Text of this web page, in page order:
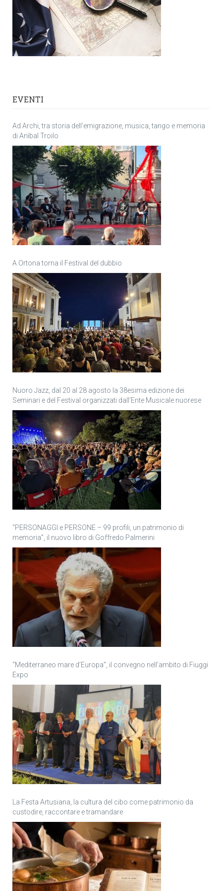
EVENTI
Ad Archi, tra storia dell’emigrazione, musica, tango e memoria
di Anìbal Troilo
A Ortona torna il Festival del dubbio
Nuoro Jazz, dal 20 al 28 agosto la 38esima edizione dei
Seminari e del Festival organizzati dall’Ente Musicale nuorese
“PERSONAGGI e PERSONE – 99 profili, un patrimonio di
memoria”, il nuovo libro di Goffredo Palmerini
“Mediterraneo mare d’Europa”, il convegno nell’ambito di Fiuggi
Expo
La Festa Artusiana, la cultura del cibo come patrimonio da
custodire, raccontare e tramandare